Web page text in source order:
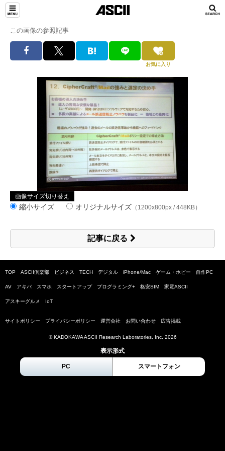
この画像の参照記事
お気に入り
画像サイズ切り替え
縮小サイズ オリジナルサイズ （1200x800px / 448KB）
記事に戻る
TOP ASCII倶楽部 ビジネス TECH デジタル iPhone/Mac ゲーム・ホビー 自作PC
AV アキバ スマホ スタートアップ プログラミング+ 格安SIM 家電ASCII
アスキーグルメ IoT
サイトポリシー プライバシーポリシー 運営会社 お問い合わせ 広告掲載
© KADOKAWA ASCII Research Laboratories, Inc. 2026
表示形式
PC スマートフォン